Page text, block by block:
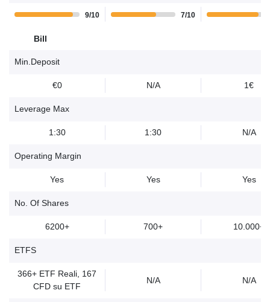
9/10 7/10
Bill
Min.Deposit
€0 N/A 1€
Leverage Max
1:30 1:30 N/A
Operating Margin
Yes Yes Yes
No. Of Shares
6200+ 700+ 10.000+
ETFS
366+ ETF Reali, 167
CFD su ETF
N/A N/A